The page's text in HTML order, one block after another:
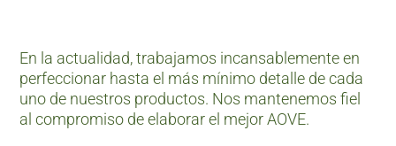
En la actualidad, trabajamos incansablemente en
perfeccionar hasta el más mínimo detalle de cada
uno de nuestros productos. Nos mantenemos fiel
al compromiso de elaborar el mejor AOVE.